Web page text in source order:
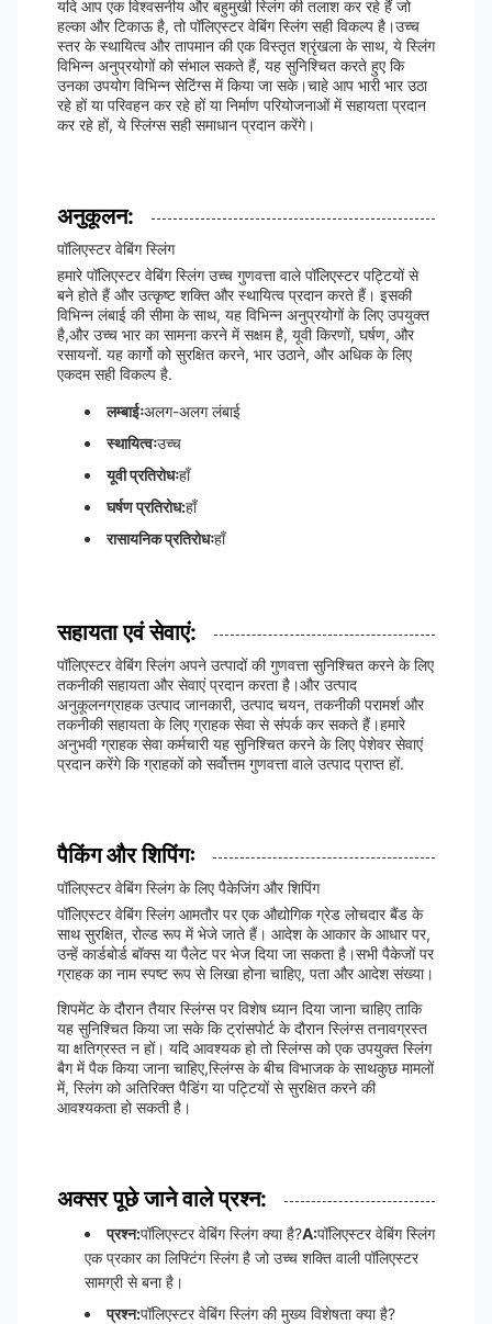
यदि आप एक विश्वसनीय और बहुमुखी स्लिंग की तलाश कर रहे हैं जो
हल्का और टिकाऊ है, तो पॉलिएस्टर वेबिंग स्लिंग सही विकल्प है।उच्च
स्तर के स्थायित्व और तापमान की एक विस्तृत श्रृंखला के साथ, ये स्लिंग
विभिन्न अनुप्रयोगों को संभाल सकते हैं, यह सुनिश्चित करते हुए कि
उनका उपयोग विभिन्न सेटिंग्स में किया जा सके।चाहे आप भारी भार उठा
रहे हों या परिवहन कर रहे हों या निर्माण परियोजनाओं में सहायता प्रदान
कर रहे हों, ये स्लिंग्स सही समाधान प्रदान करेंगे।
अनुकूलन:
पॉलिएस्टर वेबिंग स्लिंग
हमारे पॉलिएस्टर वेबिंग स्लिंग उच्च गुणवत्ता वाले पॉलिएस्टर पट्टियों से
बने होते हैं और उत्कृष्ट शक्ति और स्थायित्व प्रदान करते हैं। इसकी
विभिन्न लंबाई की सीमा के साथ, यह विभिन्न अनुप्रयोगों के लिए उपयुक्त
है,और उच्च भार का सामना करने में सक्षम है, यूवी किरणों, घर्षण, और
रसायनों. यह कार्गो को सुरक्षित करने, भार उठाने, और अधिक के लिए
एकदम सही विकल्प है.
लम्बाईःअलग-अलग लंबाई
स्थायित्वःउच्च
यूवी प्रतिरोधःहाँ
घर्षण प्रतिरोध:हाँ
रासायनिक प्रतिरोधःहाँ
सहायता एवं सेवाएं:
पॉलिएस्टर वेबिंग स्लिंग अपने उत्पादों की गुणवत्ता सुनिश्चित करने के लिए
तकनीकी सहायता और सेवाएं प्रदान करता है।और उत्पाद
अनुकूलनग्राहक उत्पाद जानकारी, उत्पाद चयन, तकनीकी परामर्श और
तकनीकी सहायता के लिए ग्राहक सेवा से संपर्क कर सकते हैं।हमारे
अनुभवी ग्राहक सेवा कर्मचारी यह सुनिश्चित करने के लिए पेशेवर सेवाएं
प्रदान करेंगे कि ग्राहकों को सर्वोत्तम गुणवत्ता वाले उत्पाद प्राप्त हों.
पैकिंग और शिपिंगः
पॉलिएस्टर वेबिंग स्लिंग के लिए पैकेजिंग और शिपिंग
पॉलिएस्टर वेबिंग स्लिंग आमतौर पर एक औद्योगिक ग्रेड लोचदार बैंड के
साथ सुरक्षित, रोल्ड रूप में भेजे जाते हैं। आदेश के आकार के आधार पर,
उन्हें कार्डबोर्ड बॉक्स या पैलेट पर भेज दिया जा सकता है।सभी पैकेजों पर
ग्राहक का नाम स्पष्ट रूप से लिखा होना चाहिए, पता और आदेश संख्या।
शिपमेंट के दौरान तैयार स्लिंग्स पर विशेष ध्यान दिया जाना चाहिए ताकि
यह सुनिश्चित किया जा सके कि ट्रांसपोर्ट के दौरान स्लिंग्स तनावग्रस्त
या क्षतिग्रस्त न हों। यदि आवश्यक हो तो स्लिंग्स को एक उपयुक्त स्लिंग
बैग में पैक किया जाना चाहिए,स्लिंग्स के बीच विभाजक के साथकुछ मामलों
में, स्लिंग को अतिरिक्त पैडिंग या पट्टियों से सुरक्षित करने की
आवश्यकता हो सकती है।
अक्सर पूछे जाने वाले प्रश्न:
प्रश्न:पॉलिएस्टर वेबिंग स्लिंग क्या है?A:पॉलिएस्टर वेबिंग स्लिंग
एक प्रकार का लिफ्टिंग स्लिंग है जो उच्च शक्ति वाली पॉलिएस्टर
सामग्री से बना है।
प्रश्न:पॉलिएस्टर वेबिंग स्लिंग की मुख्य विशेषता क्या है?